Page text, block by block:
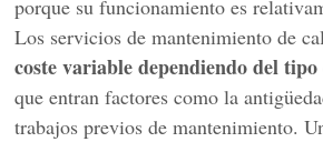
porque su funcionamiento es
Los servicios de mantenimiento de
coste variable dependiendo del
que entran factores como la
trabajos previos de mantenimiento.